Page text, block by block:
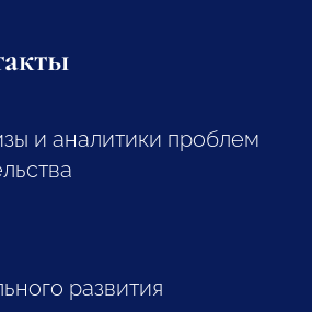
и аналитики проблем
развития